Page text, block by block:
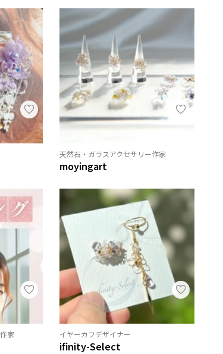
天然石・ガラスアクセサリー作家
moyingart
家 イヤーカフデザイナー
ifinity-Select